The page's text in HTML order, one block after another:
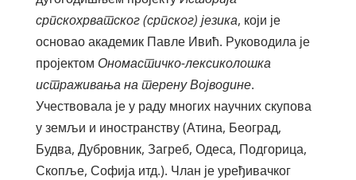
српскохрватског (српског) језика, који је
основао академик Павле Ивић. Руководила је
пројектом Ономастичко-лексиколошка
истраживања на терену Војводине.
Учествовала је у раду многих научних скупова
у земљи и иностранству (Атина, Београд,
Будва, Дубровник, Загреб, Одеса, Подгорица,
Скопље, Софија итд.). Члан је уређивачког